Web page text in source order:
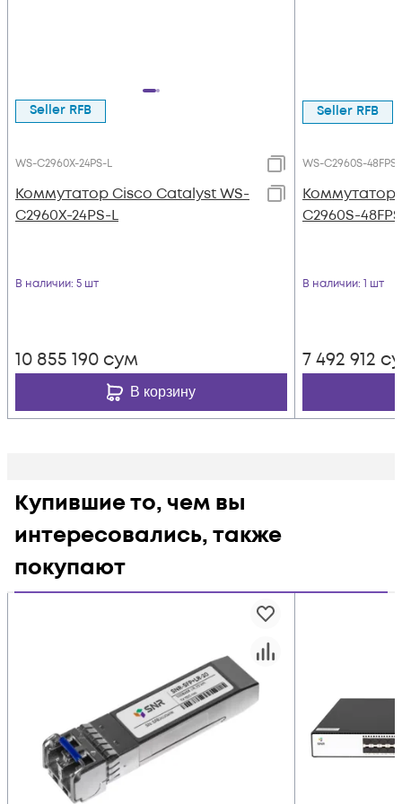
Seller RFB
WS-C2960X-24PS-L
Коммутатор Cisco Catalyst WS-
C2960X-24PS-L
В наличии: 5 шт
10 855 190 сум
В корзину
Seller RFB
WS-C2960S-
Коммутатор
C2960S-
В наличии: 1 шт
7 492 912
Купившие то, чем вы
интересовались, также
покупают